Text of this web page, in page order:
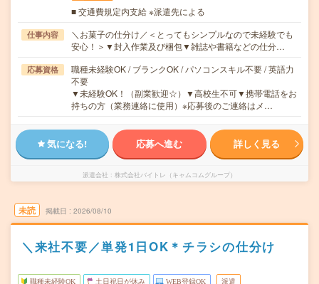
■ 交通費規定内支給 ※派遣先による
仕事内容
＼お菓子の仕分け／＜とってもシンプルなので未経験でも
安心！＞▼封入作業及び梱包▼雑誌や書籍などの仕分…
応募資格
職種未経験OK / ブランクOK / パソコンスキル不要 / 英語力
不要
▼未経験OK！（副業歓迎☆）▼高校生不可▼携帯電話をお
持ちの方（業務連絡に使用）※応募後のご連絡はメ…
気になる! 応募へ進む 詳しく見る
派遣会社 株式会社バイトレ（キャムコムグループ）
未読 掲載日 2026/08/10
＼来社不要／単発1日OK＊チラシの仕分け
職種未経験OK 土日祝日が休み WEB登録OK 派遣